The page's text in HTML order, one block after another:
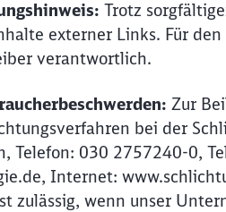
Trotz
externer Links. Für
verantwortlich.
Zur
bei der
Telefon: 030 2757240-0,
Internet:
zulässig, wenn unser